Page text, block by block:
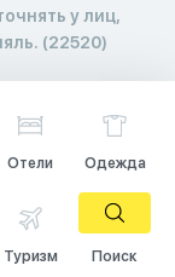
у лиц,
(22520)
Отели Одежда
Туризм Поиск